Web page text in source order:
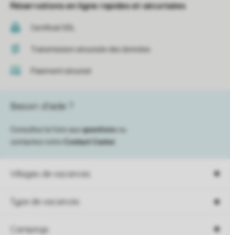
Réservations en ligne rapides et sécurisées
Certificat SSL
Transmission sécurisée des données
Paiement sécurisé
Villages de vacances
Type de vacances
Campings
Besoin d’aide ?
Consultez la foire aux questions
contactez notre
Contact Center